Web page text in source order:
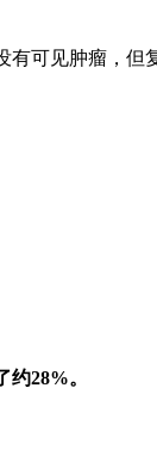
可见肿瘤，但
约28%。